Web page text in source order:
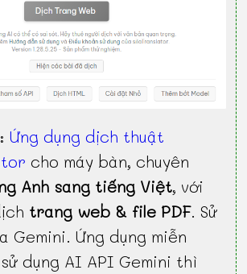
:Ứng dụng dịch thuật
cho máy bàn, chuyên
Anh sang tiếng Việt, với
trang web & file PDF. Sử
Gemini. Ứng dụng miễn
dụng AI API Gemini thì